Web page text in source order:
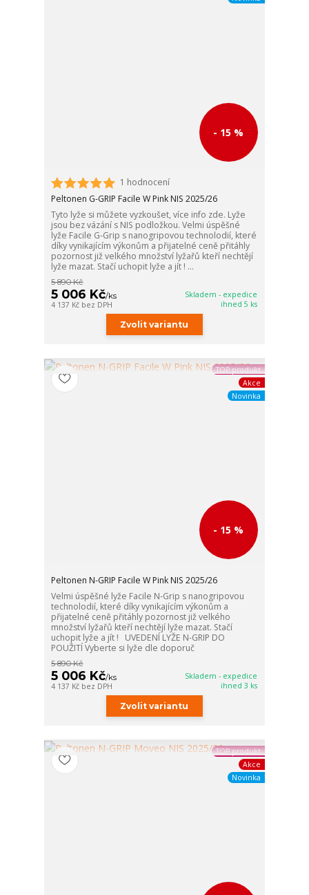
- 15 %
1 hodnocení
Peltonen G-GRIP Facile W Pink NIS 2025/26
Tyto lyže si můžete vyzkoušet, více info zde. Lyže
jsou bez vázání s NIS podložkou. Velmi úspěšné
lyže Facile G-Grip s nanogripovou technolodií, které
díky vynikajícím výkonům a přijatelné ceně přitáhly
pozornost již velkého množství lyžařů kteří nechtějí
lyže mazat. Stačí uchopit lyže a jít ! ...
5 890 Kč
5 006 Kč/ks
4 137 Kč bez DPH
Skladem - expedice
ihned 5 ks
Zvolit variantu
TOP produkt
Akce
Novinka
- 15 %
Peltonen N-GRIP Facile W Pink NIS 2025/26
Velmi úspěšné lyže Facile N-Grip s nanogripovou
technolodií, které díky vynikajícím výkonům a
přijatelné ceně přitáhly pozornost již velkého
množství lyžařů kteří nechtějí lyže mazat. Stačí
uchopit lyže a jít ! UVEDENÍ LYŽE N-GRIP DO
POUŽITÍ Vyberte si lyže dle doporuč
5 890 Kč
5 006 Kč/ks
4 137 Kč bez DPH
Skladem - expedice
ihned 3 ks
Zvolit variantu
TOP produkt
Akce
Novinka